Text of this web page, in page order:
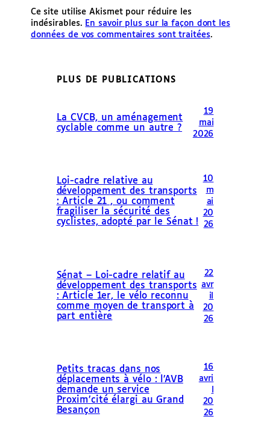
Ce site utilise Akismet pour réduire les
indésirables. En savoir plus sur la façon dont les
données de vos commentaires sont traitées.
PLUS DE PUBLICATIONS
La CVCB, un aménagement
cyclable comme un autre ?
19
mai
2026
Loi-cadre relative au
développement des transports
: Article 21 , ou comment
fragiliser la sécurité des
cyclistes, adopté par le Sénat !
10
m
ai
20
26
Sénat – Loi-cadre relatif au
développement des transports
: Article 1er, le vélo reconnu
comme moyen de transport à
part entière
22
avr
il
20
26
Petits tracas dans nos
déplacements à vélo : l’AVB
demande un service
Proxim’cité élargi au Grand
Besançon
16
avri
20
26